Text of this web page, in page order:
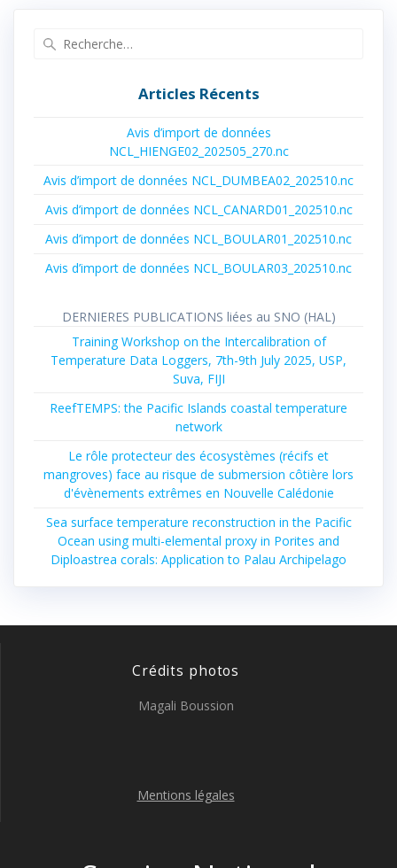
Articles Récents
Avis d’import de données
NCL_HIENGE02_202505_270.nc
Avis d’import de données NCL_DUMBEA02_202510.nc
Avis d’import de données NCL_CANARD01_202510.nc
Avis d’import de données NCL_BOULAR01_202510.nc
Avis d’import de données NCL_BOULAR03_202510.nc
DERNIERES PUBLICATIONS liées au SNO (HAL)
Training Workshop on the Intercalibration of
Temperature Data Loggers, 7th-9th July 2025, USP,
Suva, FIJI
ReefTEMPS: the Pacific Islands coastal temperature
network
Le rôle protecteur des écosystèmes (récifs et
mangroves) face au risque de submersion côtière lors
d'évènements extrêmes en Nouvelle Calédonie
Sea surface temperature reconstruction in the Pacific
Ocean using multi-elemental proxy in Porites and
Diploastrea corals: Application to Palau Archipelago
Crédits photos
Magali Boussion
Mentions légales